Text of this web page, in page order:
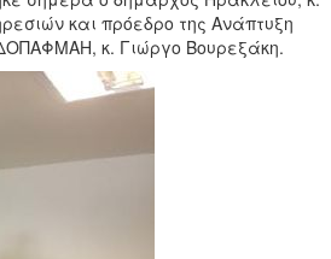
και πρόεδρο της Ανάπτυξη
κ. Γιώργο Βουρεξάκη.